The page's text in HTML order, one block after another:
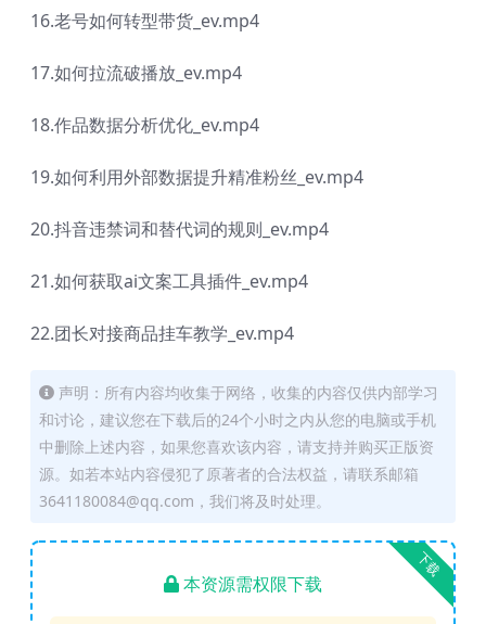
16.老号如何转型带货_ev.mp4
17.如何拉流破播放_ev.mp4
18.作品数据分析优化_ev.mp4
19.如何利用外部数据提升精准粉丝_ev.mp4
20.抖音违禁词和替代词的规则_ev.mp4
21.如何获取ai文案工具插件_ev.mp4
22.团长对接商品挂车教学_ev.mp4
声明：所有内容均收集于网络，收集的内容仅供内部学习
和讨论，建议您在下载后的24个小时之内从您的电脑或手机
中删除上述内容，如果您喜欢该内容，请支持并购买正版资
源。如若本站内容侵犯了原著者的合法权益，请联系邮箱
3641180084@qq.com，我们将及时处理。
下载
本资源需权限下载